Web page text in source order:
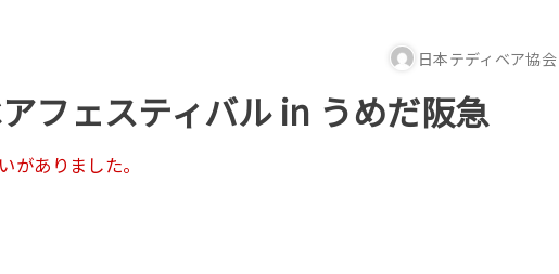
日本テディベア協会
フェスティバル in うめだ阪急
がありました。